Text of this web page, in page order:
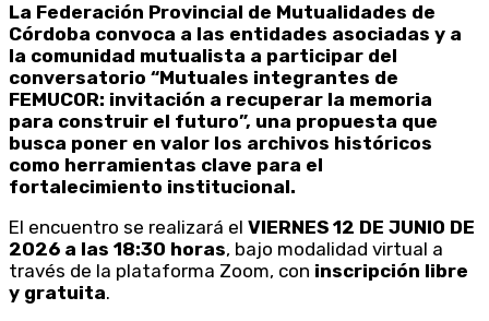
La Federación Provincial de Mutualidades de
Córdoba convoca a las entidades asociadas y a
la comunidad mutualista a participar del
conversatorio “Mutuales integrantes de
FEMUCOR: invitación a recuperar la memoria
para construir el futuro”, una propuesta que
busca poner en valor los archivos históricos
como herramientas clave para el
fortalecimiento institucional.
El encuentro se realizará el VIERNES 12 DE JUNIO DE
2026 a las 18:30 horas, bajo modalidad virtual a
través de la plataforma Zoom, con inscripción libre
y gratuita.